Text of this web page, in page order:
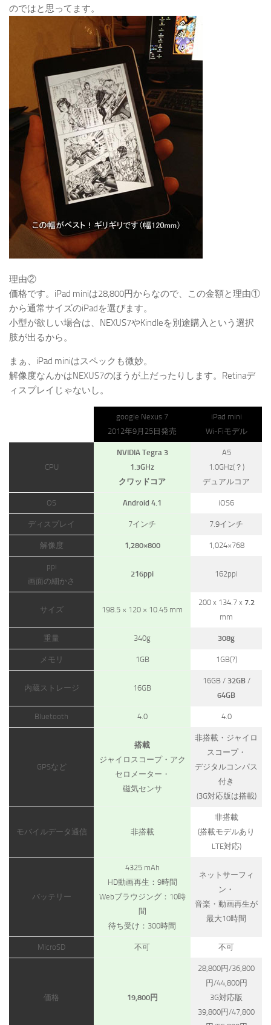
のではと思ってます。
理由②
価格です。iPad miniは28,800円からなので、この金額と理由①
から通常サイズのiPadを選びます。
小型が欲しい場合は、NEXUS7やKindleを別途購入という選択
肢が出るから。
まぁ、iPad miniはスペックも微妙。
解像度なんかはNEXUS7のほうが上だったりします。Retinaデ
ィスプレイじゃないし。
google Nexus 7
2012年9月25日発売
iPad mini
Wi-Fiモデル
CPU
NVIDIA Tegra 3
1.3GHz
クワッドコア
A5
1.0GHz(？)
デュアルコア
OS Android 4.1 iOS6
ディスプレイ 7インチ 7.9インチ
解像度 1,280×800 1,024×768
ppi
画面の細かさ
216ppi 162ppi
サイズ 198.5 × 120 × 10.45 mm
200 x 134.7 x 7.2
mm
重量 340g 308g
メモリ 1GB 1GB(?)
内蔵ストレージ 16GB
16GB / 32GB/
64GB
Bluetooth 4.0 4.0
GPSなど
搭載
ジャイロスコープ・アク
セロメーター・
磁気センサ
非搭載・ジャイロ
スコープ・
デジタルコンパス
付き
(3G対応版は搭載)
モバイルデータ通信 非搭載
非搭載
(搭載モデルあり
LTE対応)
バッテリー
4325 mAh
HD動画再生：9時間
Webブラウジング：10時
間
待ち受け：300時間
ネットサーフィ
ン・
音楽・動画再生が
最大10時間
MicroSD 不可 不可
価格 19,800円
28,800円/36,800
円/44,800円
3G対応版
39,800円/47,800